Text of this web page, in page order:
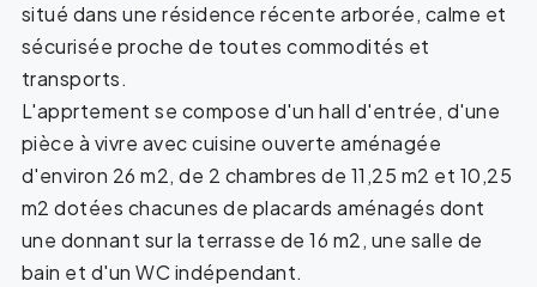
situé dans une résidence récente arborée, calme et
sécurisée proche de toutes commodités et
transports.
L'apprtement se compose d'un hall d'entrée, d'une
pièce à vivre avec cuisine ouverte aménagée
d'environ 26 m2, de 2 chambres de 11,25 m2 et 10,25
m2 dotées chacunes de placards aménagés dont
une donnant sur la terrasse de 16 m2, une salle de
bain et d'un WC indépendant.